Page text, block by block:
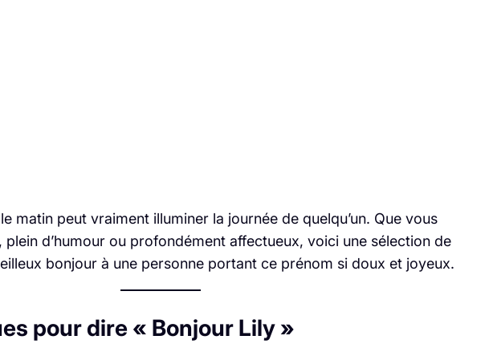
matin peut vraiment illuminer la journée de quelqu’un. Que vous
d’humour ou profondément affectueux, voici une sélection de
bonjour à une personne portant ce prénom si doux et joyeux.
pour dire « Bonjour Lily »